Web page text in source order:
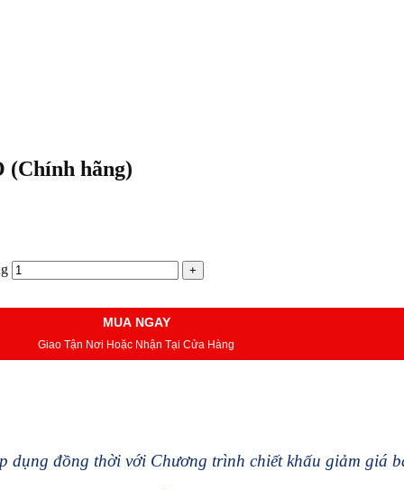
(Chính hãng)
MUA NGAY
Giao Tận Nơi Hoặc Nhận Tại Cửa Hàng
dụng đồng thời với Chương trình chiết khấu giảm giá